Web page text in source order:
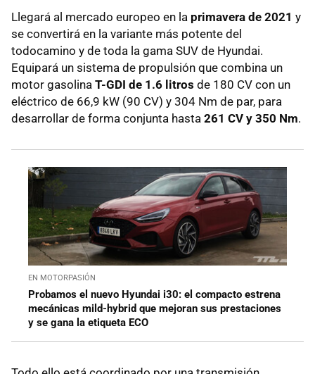
Llegará al mercado europeo en la primavera de 2021 y
se convertirá en la variante más potente del
todocamino y de toda la gama SUV de Hyundai.
Equipará un sistema de propulsión que combina un
motor gasolina T-GDI de 1.6 litros de 180 CV con un
eléctrico de 66,9 kW (90 CV) y 304 Nm de par, para
desarrollar de forma conjunta hasta 261 CV y 350 Nm.
EN MOTORPASIÓN
Probamos el nuevo Hyundai i30: el compacto estrena
mecánicas mild-hybrid que mejoran sus prestaciones
y se gana la etiqueta ECO